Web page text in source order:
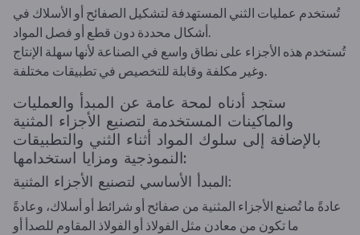
تُستخدم عمليات الثني المستهدفة لتشكيل الصفائح أو الأسلاك في
تُستخدم هذه الأجزاء على نطاق واسع في الصناعة لأنها سهلة الإنتاج
ستجد أدناه لمحة عامة عن المبدأ والعمليات
والماكينات المستخدمة لتصنيع الأجزاء المثنية
بالإضافة إلى سلوك المواد أثناء الثني والتطبيقات
النموذجية ومزايا استخدامها:
المبدأ الأساسي لتصنيع الأجزاء المثنية:
عادةً ما تُصنع الأجزاء المثنية من صفائح أو شرائط أو أسلاك، وعادةً
ما تكون من معادن مثل الفولاذ أو الفولاذ المقاوم للصدأ أو